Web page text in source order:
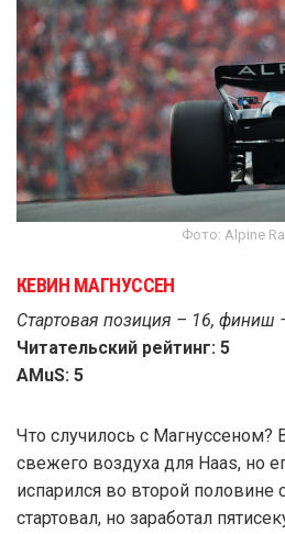
Фото: Alpine
КЕВИН МАГНУССЕН
Стартовая позиция – 16, финиш
Читательский рейтинг: 5
AMuS: 5
Что случилось с Магнуссеном?
свежего воздуха для Haas, но
испарился во второй половине
стартовал, но заработал